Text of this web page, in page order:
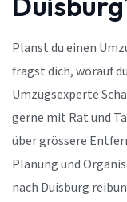
Planst du einen
fragst dich, worauf
Umzugsexperte
gerne mit Rat und
über grössere
Planung und
nach Duisburg